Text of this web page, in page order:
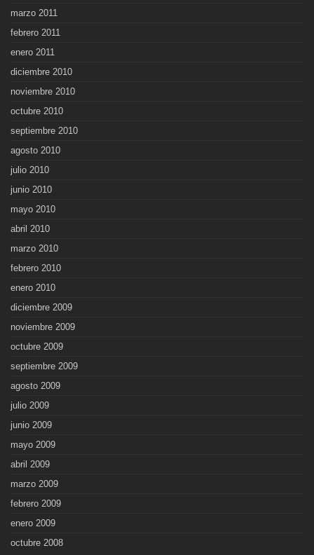
marzo 2011
febrero 2011
enero 2011
diciembre 2010
noviembre 2010
octubre 2010
septiembre 2010
agosto 2010
julio 2010
junio 2010
mayo 2010
abril 2010
marzo 2010
febrero 2010
enero 2010
diciembre 2009
noviembre 2009
octubre 2009
septiembre 2009
agosto 2009
julio 2009
junio 2009
mayo 2009
abril 2009
marzo 2009
febrero 2009
enero 2009
octubre 2008